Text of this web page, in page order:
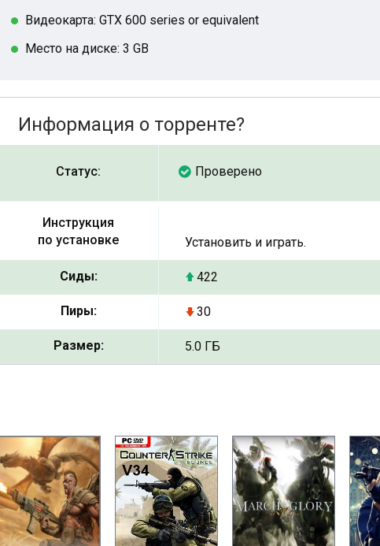
Видеокарта: GTX 600 series or equivalent
Место на диске: 3 GB
Информация о торренте?
Статус: Проверено
Инструкция
по установке
Установить и играть.
Сиды: 422
Пиры: 30
Размер: 5.0 ГБ